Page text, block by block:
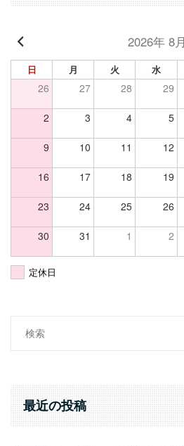
2026年 8月
日 月 火 水
26 27 28 29
2 3 4 5
9 10 11 12
16 17 18 19
23 24 25 26
30 31 1 2
定休日
Search
最近の投稿